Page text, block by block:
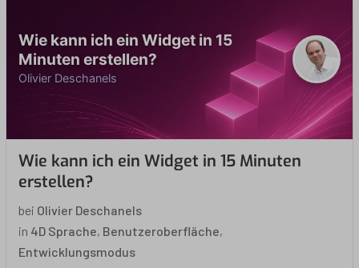
Wie kann ich ein Widget in 15
Minuten erstellen?
Olivier Deschanels
Wie kann ich ein Widget in 15 Minuten
erstellen?
bei Olivier Deschanels
in 4D Sprache, Benutzeroberfläche,
Entwicklungsmodus